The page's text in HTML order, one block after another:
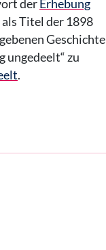
derErhebung
Titel der 1898
Geschichte
ungedeelt“ zu
.